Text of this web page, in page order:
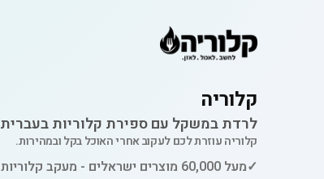
קלוריה
לרדת במשקל עם ספירת קלוריות בעברית
קלוריה עוזרת לכם לעקוב אחרי האוכל בקל ובמהירות.
✓מעל 60,000 מוצרים ישראלים - מעקב קלוריות, חלבון, פחמימות ושומן